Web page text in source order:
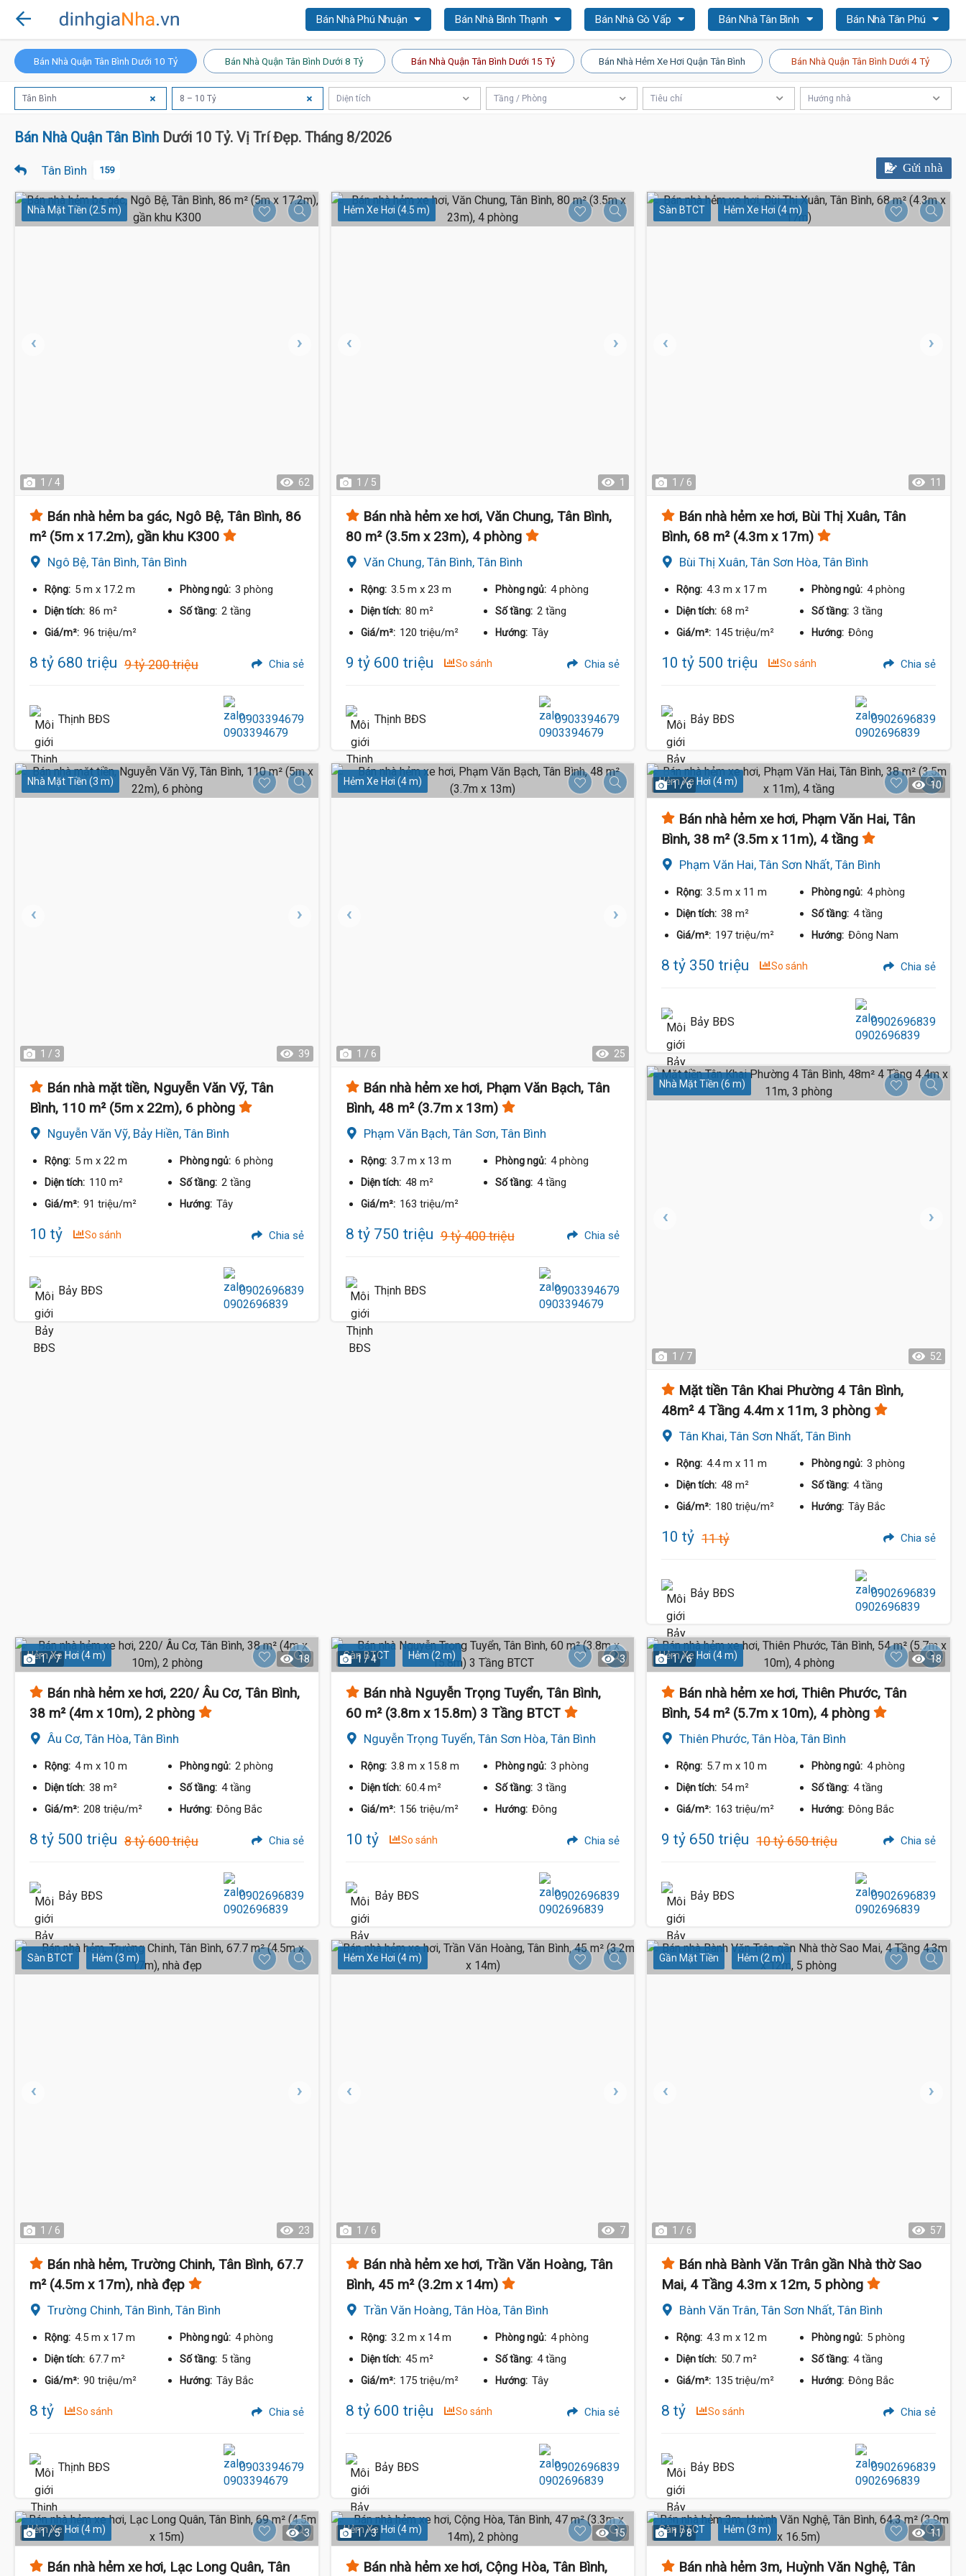
Bán Nhà Phú Nhuận Bán Nhà Bình Thạnh Bán Nhà Gò Vấp Bán Nhà Tân Bình Bán Nhà Tân Phú
Bán Nhà Quận Tân Bình Dưới 10 Tỷ Bán Nhà Quận Tân Bình Dưới 8 Tỷ Bán Nhà Quận Tân Bình Dưới 15 Tỷ Bán Nhà Hẻm Xe Hơi Quận Tân Bình Bán Nhà Quận Tân Bình Dưới 4 Tỷ
Tân Bình 8 – 10 Tỷ Diện tích Tầng / Phòng Tiêu chí Hướng nhà
Bán Nhà Quận Tân Bình Dưới 10 Tỷ. Vị Trí Đẹp. Tháng 8/2026
Gửi nhà
Tân Bình 159
Nhà Mặt Tiền (2.5 m)
1 / 4 62
Bán nhà hẻm ba gác, Ngô Bệ, Tân Bình, 86
m² (5m x 17.2m), gần khu K300
Ngô Bệ, Tân Bình, Tân Bình
Rộng: 5 m x 17.2 m Phòng ngủ: 3 phòng
Diện tích: 86 m² Số tầng: 2 tầng
Giá/m²: 96 triệu/m²
8 tỷ 680 triệu 9 tỷ 200 triệu Chia sẻ
Thịnh BĐS 0903394679
Hẻm Xe Hơi (4.5 m)
1 / 5 1
Bán nhà hẻm xe hơi, Văn Chung, Tân Bình,
80 m² (3.5m x 23m), 4 phòng
Văn Chung, Tân Bình, Tân Bình
Rộng: 3.5 m x 23 m Phòng ngủ: 4 phòng
Diện tích: 80 m² Số tầng: 2 tầng
Giá/m²: 120 triệu/m² Hướng: Tây
9 tỷ 600 triệu So sánh Chia sẻ
Thịnh BĐS 0903394679
Sàn BTCT Hẻm Xe Hơi (4 m)
1 / 6 11
Bán nhà hẻm xe hơi, Bùi Thị Xuân, Tân
Bình, 68 m² (4.3m x 17m)
Bùi Thị Xuân, Tân Sơn Hòa, Tân Bình
Rộng: 4.3 m x 17 m Phòng ngủ: 4 phòng
Diện tích: 68 m² Số tầng: 3 tầng
Giá/m²: 145 triệu/m² Hướng: Đông
10 tỷ 500 triệu So sánh Chia sẻ
Bảy BĐS 0902696839
Nhà Mặt Tiền (3 m)
1 / 3 39
Bán nhà mặt tiền, Nguyễn Văn Vỹ, Tân
Bình, 110 m² (5m x 22m), 6 phòng
Nguyễn Văn Vỹ, Bảy Hiền, Tân Bình
Rộng: 5 m x 22 m Phòng ngủ: 6 phòng
Diện tích: 110 m² Số tầng: 2 tầng
Giá/m²: 91 triệu/m² Hướng: Tây
10 tỷ So sánh Chia sẻ
Bảy BĐS 0902696839
Hẻm Xe Hơi (4 m)
1 / 6 25
Bán nhà hẻm xe hơi, Phạm Văn Bạch, Tân
Bình, 48 m² (3.7m x 13m)
Phạm Văn Bạch, Tân Sơn, Tân Bình
Rộng: 3.7 m x 13 m Phòng ngủ: 4 phòng
Diện tích: 48 m² Số tầng: 4 tầng
Giá/m²: 163 triệu/m²
8 tỷ 750 triệu 9 tỷ 400 triệu Chia sẻ
Thịnh BĐS 0903394679
Hẻm Xe Hơi (4 m)
1 / 6 10
Bán nhà hẻm xe hơi, Phạm Văn Hai, Tân
Bình, 38 m² (3.5m x 11m), 4 tầng
Phạm Văn Hai, Tân Sơn Nhất, Tân Bình
Rộng: 3.5 m x 11 m Phòng ngủ: 4 phòng
Diện tích: 38 m² Số tầng: 4 tầng
Giá/m²: 197 triệu/m² Hướng: Đông Nam
8 tỷ 350 triệu So sánh Chia sẻ
Bảy BĐS 0902696839
Nhà Mặt Tiền (6 m)
1 / 7 52
Mặt tiền Tân Khai Phường 4 Tân Bình,
48m² 4 Tầng 4.4m x 11m, 3 phòng
Tân Khai, Tân Sơn Nhất, Tân Bình
Rộng: 4.4 m x 11 m Phòng ngủ: 3 phòng
Diện tích: 48 m² Số tầng: 4 tầng
Giá/m²: 180 triệu/m² Hướng: Tây Bắc
10 tỷ 11 tỷ Chia sẻ
Bảy BĐS 0902696839
Hẻm Xe Hơi (4 m)
1 / 7 18
Bán nhà hẻm xe hơi, 220/ Âu Cơ, Tân Bình,
38 m² (4m x 10m), 2 phòng
Âu Cơ, Tân Hòa, Tân Bình
Rộng: 4 m x 10 m Phòng ngủ: 2 phòng
Diện tích: 38 m² Số tầng: 4 tầng
Giá/m²: 208 triệu/m² Hướng: Đông Bắc
8 tỷ 500 triệu 8 tỷ 600 triệu Chia sẻ
Bảy BĐS 0902696839
Sàn BTCT Hẻm (2 m)
1 / 4 3
Bán nhà Nguyễn Trọng Tuyển, Tân Bình,
60 m² (3.8m x 15.8m) 3 Tầng BTCT
Nguyễn Trọng Tuyển, Tân Sơn Hòa, Tân Bình
Rộng: 3.8 m x 15.8 m Phòng ngủ: 3 phòng
Diện tích: 60.4 m² Số tầng: 3 tầng
Giá/m²: 156 triệu/m² Hướng: Đông
10 tỷ So sánh Chia sẻ
Bảy BĐS 0902696839
Hẻm Xe Hơi (4 m)
1 / 6 18
Bán nhà hẻm xe hơi, Thiên Phước, Tân
Bình, 54 m² (5.7m x 10m), 4 phòng
Thiên Phước, Tân Hòa, Tân Bình
Rộng: 5.7 m x 10 m Phòng ngủ: 4 phòng
Diện tích: 54 m² Số tầng: 4 tầng
Giá/m²: 163 triệu/m² Hướng: Đông Bắc
9 tỷ 650 triệu 10 tỷ 650 triệu Chia sẻ
Bảy BĐS 0902696839
Sàn BTCT Hẻm (3 m)
1 / 6 23
Bán nhà hẻm, Trường Chinh, Tân Bình, 67.7
m² (4.5m x 17m), nhà đẹp
Trường Chinh, Tân Bình, Tân Bình
Rộng: 4.5 m x 17 m Phòng ngủ: 4 phòng
Diện tích: 67.7 m² Số tầng: 5 tầng
Giá/m²: 90 triệu/m² Hướng: Tây Bắc
8 tỷ So sánh Chia sẻ
Thịnh BĐS 0903394679
Hẻm Xe Hơi (4 m)
1 / 6 7
Bán nhà hẻm xe hơi, Trần Văn Hoàng, Tân
Bình, 45 m² (3.2m x 14m)
Trần Văn Hoàng, Tân Hòa, Tân Bình
Rộng: 3.2 m x 14 m Phòng ngủ: 4 phòng
Diện tích: 45 m² Số tầng: 4 tầng
Giá/m²: 175 triệu/m² Hướng: Tây
8 tỷ 600 triệu So sánh Chia sẻ
Bảy BĐS 0902696839
Gần Mặt Tiền Hẻm (2 m)
1 / 6 57
Bán nhà Bành Văn Trân gần Nhà thờ Sao
Mai, 4 Tầng 4.3m x 12m, 5 phòng
Bành Văn Trân, Tân Sơn Nhất, Tân Bình
Rộng: 4.3 m x 12 m Phòng ngủ: 5 phòng
Diện tích: 50.7 m² Số tầng: 4 tầng
Giá/m²: 135 triệu/m² Hướng: Đông Bắc
8 tỷ So sánh Chia sẻ
Bảy BĐS 0902696839
Hẻm Xe Hơi (4 m)
1 / 5 3
Bán nhà hẻm xe hơi, Lạc Long Quân, Tân
Hẻm Xe Hơi (4 m)
1 / 3 15
Bán nhà hẻm xe hơi, Cộng Hòa, Tân Bình,
Sàn BTCT Hẻm (3 m)
1 / 8 11
Bán nhà hẻm 3m, Huỳnh Văn Nghệ, Tân
8.35 Tỷ
10 Tỷ